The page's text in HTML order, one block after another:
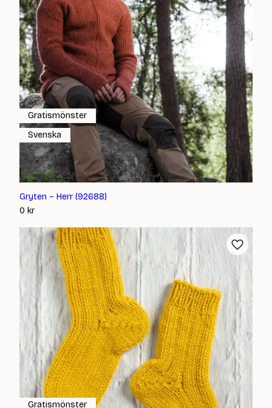
Gryten – Herr (92688)
0 kr
Gratismönster
Svenska
Gratismönster